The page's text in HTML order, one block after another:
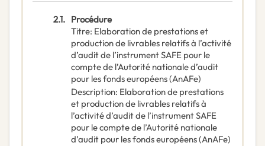
2.1. Procédure
Titre: Elaboration de prestations et
production de livrables relatifs à l’activité
d’audit de l’instrument SAFE pour le
compte de l’Autorité nationale d’audit
pour les fonds européens (AnAFe)
Description: Elaboration de prestations
et production de livrables relatifs à
l’activité d’audit de l’instrument SAFE
pour le compte de l’Autorité nationale
d’audit pour les fonds européens (AnAFe)